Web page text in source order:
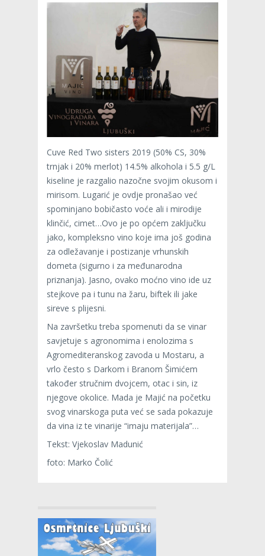
Cuve Red Two sisters 2019 (50% CS, 30%
trnjak i 20% merlot) 14.5% alkohola i 5.5 g/L
kiseline je razgalio nazočne svojim okusom i
mirisom. Lugarić je ovdje pronašao već
spominjano bobičasto voće ali i mirodije
klinčić, cimet…Ovo je po općem zaključku
jako, kompleksno vino koje ima još godina
za odležavanje i postizanje vrhunskih
dometa (sigurno i za međunarodna
priznanja). Jasno, ovako moćno vino ide uz
stejkove pa i tunu na žaru, biftek ili jake
sireve s plijesni.
Na završetku treba spomenuti da se vinar
savjetuje s agronomima i enolozima s
Agromediteranskog zavoda u Mostaru, a
vrlo često s Darkom i Branom Šimićem
također stručnim dvojcem, otac i sin, iz
njegove okolice. Mada je Majić na početku
svog vinarskoga puta već se sada pokazuje
da vina iz te vinarije “imaju materijala”…
Tekst: Vjekoslav Madunić
foto: Marko Čolić